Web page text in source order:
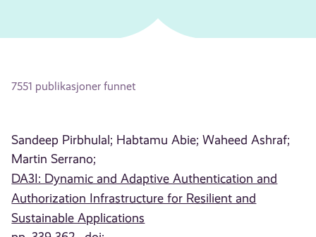
7551 publikasjoner funnet
Sandeep Pirbhulal; Habtamu Abie; Waheed Ashraf;
Martin Serrano;
DA3I: Dynamic and Adaptive Authentication and
Authorization Infrastructure for Resilient and
Sustainable Applications